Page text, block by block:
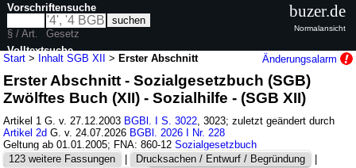
Start > Inhalt SGB XII >Erster Abschnitt Änderungsalarm
Erster Abschnitt - Sozialgesetzbuch (SGB)
Zwölftes Buch (XII) - Sozialhilfe - (SGB XII)
Artikel 1 G. v. 27.12.2003 BGBl. I S. 3022 , 3023; zuletzt geändert durch
Artikel 2d G. v. 24.07.2026 BGBl. 2026 I Nr. 228
Geltung ab 01.01.2005; FNA: 860-12Sozialgesetzbuch
123 weitere Fassungen
| Drucksachen / Entwurf / Begründung
|
Vorschriftensuche
§ / Art.
Gesetz
Volltextsuche
nur in SGB XII
buzer.de
Normalansicht